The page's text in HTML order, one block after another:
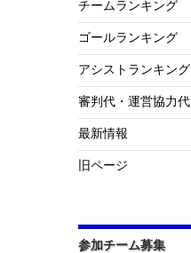
チームランキング
ゴールランキング
アシストランキング
審判代・運営協力代
最新情報
旧ページ
参加チーム募集